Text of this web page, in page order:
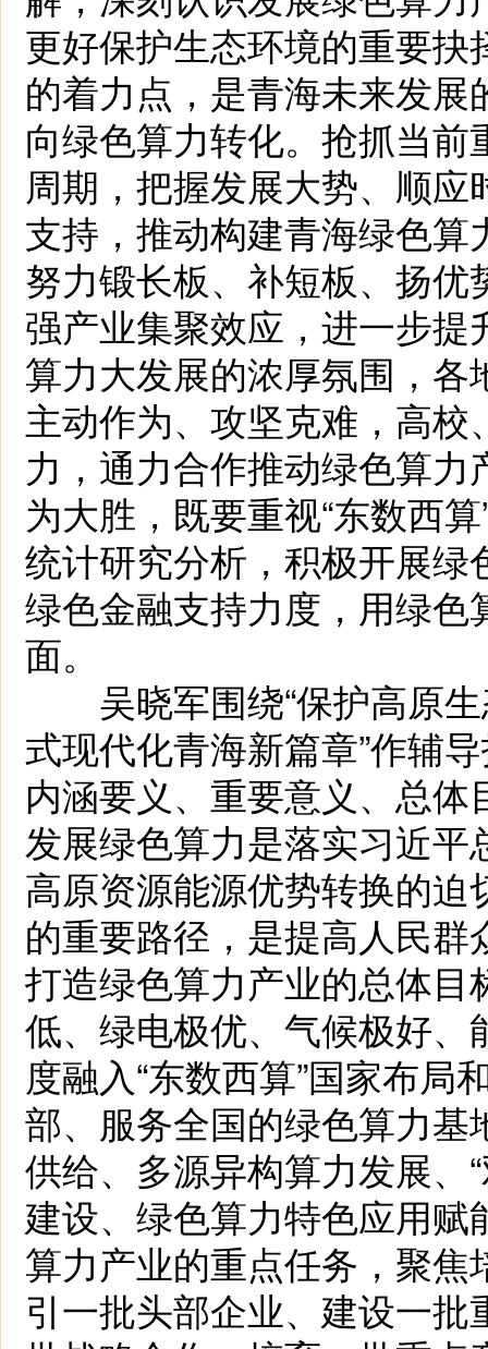
更好保护生态环境的重要
的着力点，是青海未来发
向绿色算力转化。抢抓当
周期，把握发展大势、顺
支持，推动构建青海绿色
努力锻长板、补短板、扬
强产业集聚效应，进一步
算力大发展的浓厚氛围，
主动作为、攻坚克难，高
力，通力合作推动绿色算
为大胜，既要重视“东数西
统计研究分析，积极开展
绿色金融支持力度，用绿
面。
吴晓军围绕“保护高原生
式现代化青海新篇章”作辅
内涵要义、重要意义、总
发展绿色算力是落实习近
高原资源能源优势转换的
的重要路径，是提高人民
打造绿色算力产业的总体
低、绿电极优、气候极好
度融入“东数西算”国家布
部、服务全国的绿色算力
供给、多源异构算力发展、
建设、绿色算力特色应用
算力产业的重点任务，聚
引一批头部企业、建设一